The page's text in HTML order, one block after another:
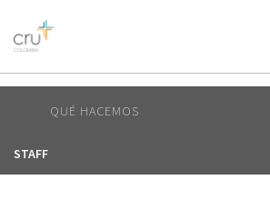
AFRICA
AMERICA / CARIBBEAN
OCEANIA
QUÉ HACEMOS
STAFF